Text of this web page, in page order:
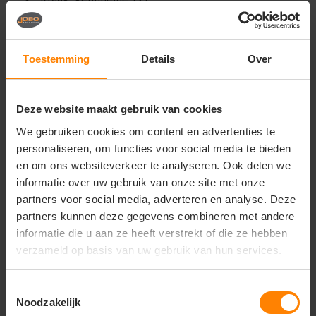
Toestemming Details Over
Deze website maakt gebruik van cookies
We gebruiken cookies om content en advertenties te
personaliseren, om functies voor social media te bieden
en om ons websiteverkeer te analyseren. Ook delen we
informatie over uw gebruik van onze site met onze
partners voor social media, adverteren en analyse. Deze
partners kunnen deze gegevens combineren met andere
informatie die u aan ze heeft verstrekt of die ze hebben
verzameld op basis van uw gebruik van hun services.
Noodzakelijk
Sluiting: verborgen met driekleurige knopen
Zakken / extra: zijopeningen in contrasterende
kleur
Machinewasbaar volgens label
Strijken volgens label
Unieke eigenschappen
Comfortabele en ademende sportpasvorm
Duurzaam materiaal van gerecycled polyester
Geschikt voor werk, sport en dagelijks gebruik
Onder voorbehoud van
productveranderingen